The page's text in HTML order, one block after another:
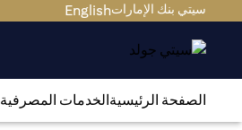
سيتي بنك الإماراتEnglish
الصفحة الرئيسيةالخدمات المصرفية